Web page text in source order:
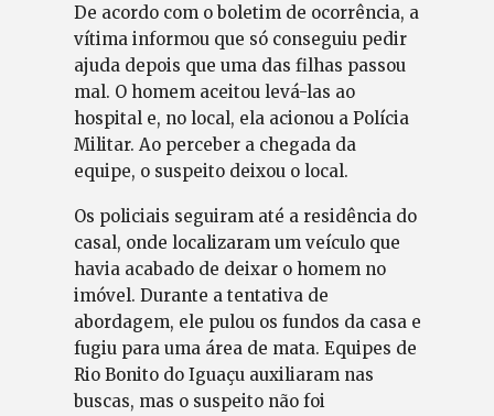
De acordo com o boletim de ocorrência, a
vítima informou que só conseguiu pedir
ajuda depois que uma das filhas passou
mal. O homem aceitou levá-las ao
hospital e, no local, ela acionou a Polícia
Militar. Ao perceber a chegada da
equipe, o suspeito deixou o local.
Os policiais seguiram até a residência do
casal, onde localizaram um veículo que
havia acabado de deixar o homem no
imóvel. Durante a tentativa de
abordagem, ele pulou os fundos da casa e
fugiu para uma área de mata. Equipes de
Rio Bonito do Iguaçu auxiliaram nas
buscas, mas o suspeito não foi